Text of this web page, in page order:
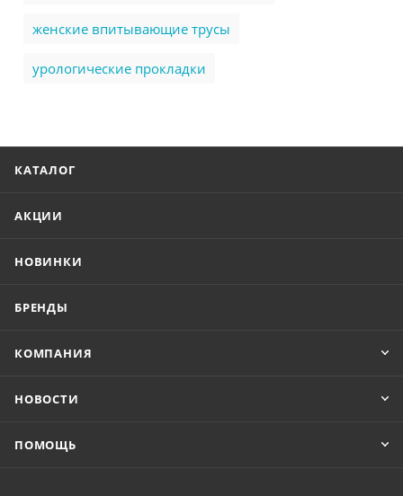
женские впитывающие трусы
урологические прокладки
КАТАЛОГ
АКЦИИ
НОВИНКИ
БРЕНДЫ
КОМПАНИЯ
НОВОСТИ
ПОМОЩЬ